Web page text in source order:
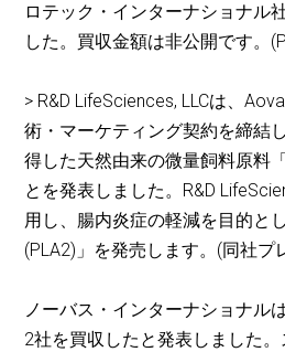
ロテック・インターナショナル
した。買収金額は非公開です。
> R&D LifeSciences, LLCは、
術・マーケティング契約を締結
得した天然由来の微量飼料原料
とを発表しました。R&D
用し、腸内炎症の軽減を目的と
(PLA2)」を発売します。(同社プ
ノーバス・インターナショナル
2社を買収したと発表しました